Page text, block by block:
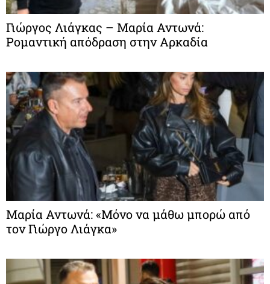
Γιώργος Λιάγκας – Μαρία Αντωνά:
Ρομαντική απόδραση στην Αρκαδία
Μαρία Αντωνά: «Μόνο να μάθω μπορώ από
τον Γιώργο Λιάγκα»